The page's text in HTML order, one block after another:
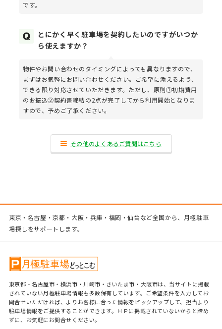
です。
とにかく早く駐車場を契約したいのですがいつか
ら使えますか？
物件やお問い合わせのタイミングによっても異なりますので、
まずはお気軽にお問い合わせください。ご希望に添えるよう、
できる限り対応させていただきます。ただし、原則①初期費用
のお振込②契約書締結の2点が完了してから利用開始となりま
すので、予めご了承ください。
その他のよくあるご質問はこちら
東京・名古屋・京都・大阪・兵庫・福岡・仙台など全国から、月極駐車
場探しをサポートします。
東京都・名古屋市・横浜市・川崎市・さいたま市・大阪市は、当サイトに掲載
されていない月極駐車場情報も多数保有しています。ご希望条件を入力してお
問合せいただければ、よりお客様に合った情報をピックアップして、担当より
駐車場情報をご提供することができます。ＨＰに掲載されていないからと諦め
ずに、お気軽にお問合せください。